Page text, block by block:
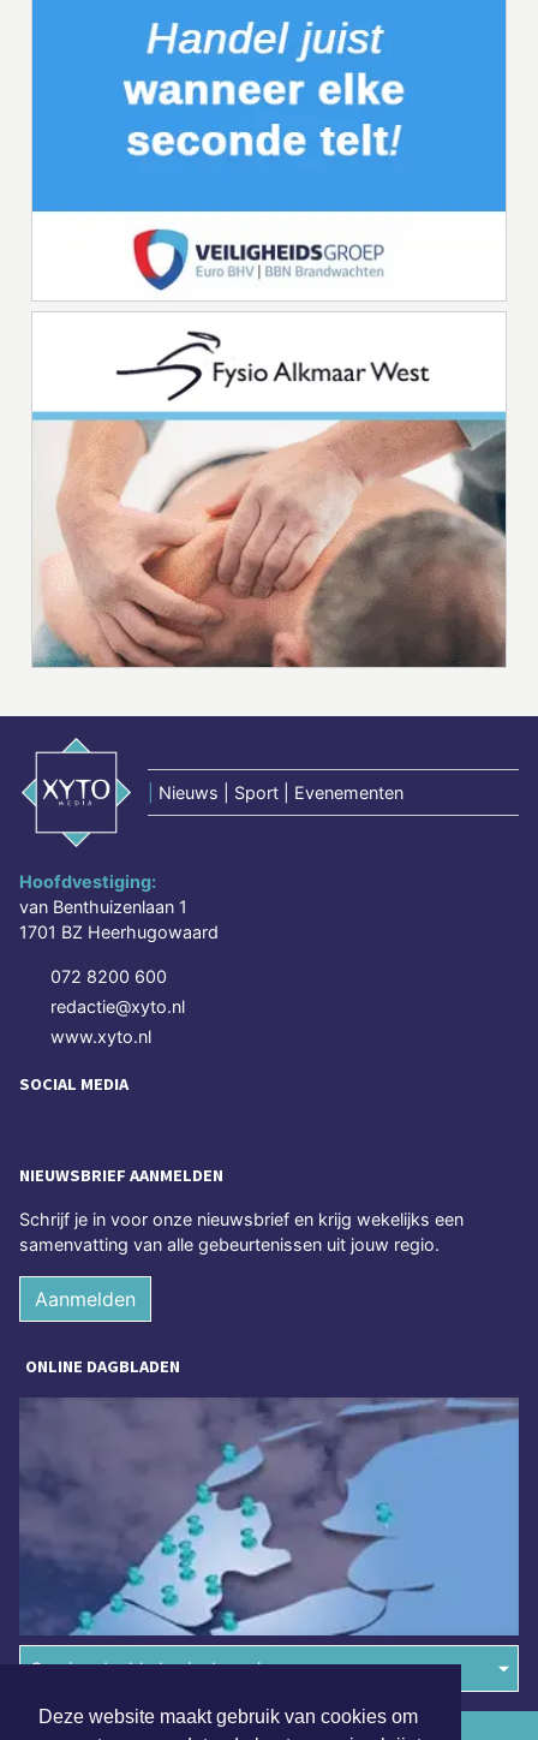
Deze website maakt gebruik van cookies om
Nieuws | Sport | Evenementen
Hoofdvestiging:
van Benthuizenlaan 1
1701 BZ Heerhugowaard
072 8200 600
redactie@xyto.nl
www.xyto.nl
SOCIAL MEDIA
NIEUWSBRIEF AANMELDEN
Schrijf je in voor onze nieuwsbrief en krijg wekelijks een
samenvatting van alle gebeurtenissen uit jouw regio.
Aanmelden
ONLINE DAGBLADEN
Overige dagbladen in de regio